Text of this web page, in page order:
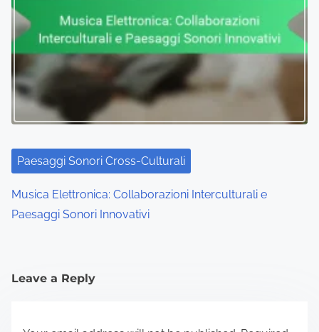
Paesaggi Sonori Cross-Culturali
Musica Elettronica: Collaborazioni Interculturali e
Paesaggi Sonori Innovativi
Leave a Reply